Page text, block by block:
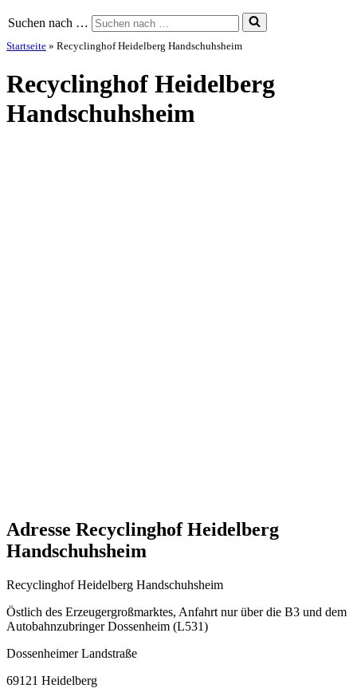
Suchen nach …
Startseite » Recyclinghof Heidelberg Handschuhsheim
Recyclinghof Heidelberg
Handschuhsheim
Adresse Recyclinghof Heidelberg
Handschuhsheim
Recyclinghof Heidelberg Handschuhsheim
Östlich des Erzeugergroßmarktes, Anfahrt nur über die B3 und dem
Autobahnzubringer Dossenheim (L531)
Dossenheimer Landstraße
69121 Heidelberg